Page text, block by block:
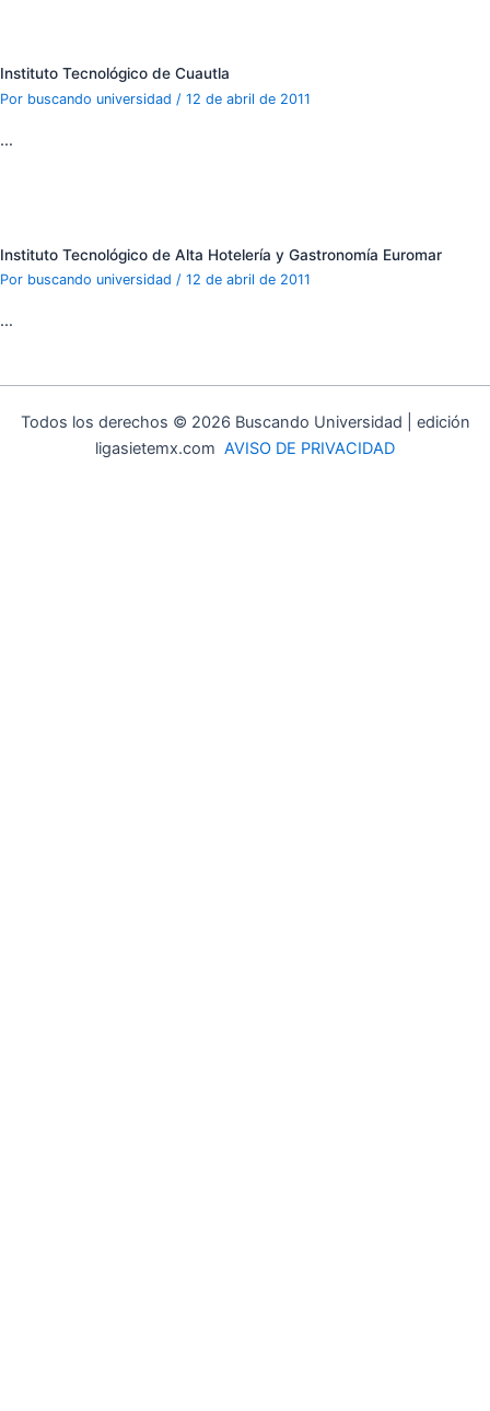
Instituto Tecnológico de Cuautla
Por buscando universidad / 12 de abril de 2011
…
Instituto Tecnológico de Alta Hotelería y Gastronomía Euromar
Por buscando universidad / 12 de abril de 2011
…
Todos los derechos © 2026 Buscando Universidad | edición
ligasietemx.com AVISO DE PRIVACIDAD